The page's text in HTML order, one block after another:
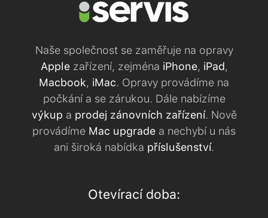
Naše společnost se zaměřuje na opravy
Applezařízení, zejména iPhone, iPad,
Macbook, iMac. Opravy provádíme na
počkání a se zárukou. Dále nabízíme
výkup a prodej zánovních zařízení. Nově
provádíme Mac upgrade a nechybí u nás
ani široká nabídka příslušenství.
Otevírací doba: